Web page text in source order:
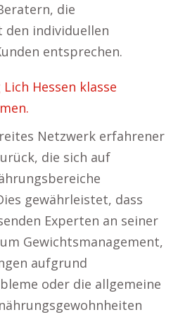
die
den individuellen
entsprechen.
Hessen klasse
Netzwerk erfahrener
die sich auf
gewährleistet, dass
Experten an seiner
Gewichtsmanagement,
aufgrund
oder die allgemeine